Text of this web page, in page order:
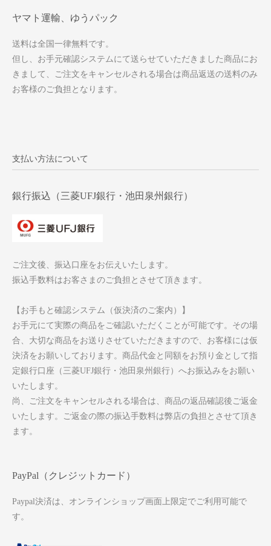
ヤマト運輸、ゆうパック
送料は全国一律無料です。
但し、お手元確認システムにて送らせていただきました商品にお
きまして、ご注文をキャンセルされる場合は商品返送の送料のみ
お客様のご負担となります。
支払い方法について
銀行振込（三菱UFJ銀行・池田泉州銀行）
ご注文後、振込口座をお伝えいたします。
振込手数料はお客さまのご負担とさせて頂きます。
【お手もと確認システム（仮決済のご案内）】
お手元にて実際の商品をご確認いただくことが可能です。その場
合、大切な商品をお送りさせていただきますので、お客様には仮
決済をお願いしております。商品代金と同額をお預り金として指
定銀行口座（三菱UFJ銀行・池田泉州銀行）へお振込みをお願い
いたします。
尚、ご注文をキャンセルされる場合は、商品の返品確認後ご返金
いたします。ご返金の際の振込手数料は弊店の負担とさせて頂き
ます。
PayPal（クレジットカード）
Paypal決済は、オンラインショップ画面上限定でご利用可能で
す。